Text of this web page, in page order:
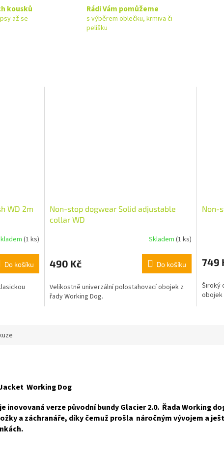
kousků
až se
Rádi Vám pomůžeme
s výběrem oblečku, krmiva či
pelíšku
WD 2m
(1 ks)
Do košíku
Non-stop dogwear Solid adjustable
collar WD
Skladem (1 ks)
490 Kč Do košíku
Velikostně univerzální polostahovací obojek z
řady Working Dog.
Non-
749
Široký
obojek
Working Dog
inovovaná verze původní bundy Glacier 2.0. Řada Working
a záchranáře, díky čemuž prošla náročným vývojem a